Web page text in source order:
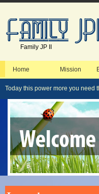
Family JP II
Home Mission
Today this power more you need